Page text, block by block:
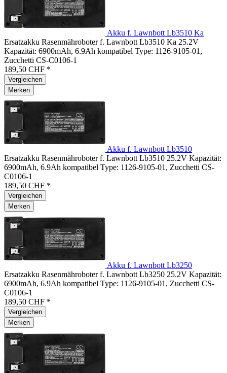
Akku f. Lawnbott Lb3510 Ka
Ersatzakku Rasenmähroboter f. Lawnbott Lb3510 Ka 25.2V
Kapazität: 6900mAh, 6.9Ah kompatibel Type: 1126-9105-01,
Zucchetti CS-C0106-1
189,50 CHF *
Vergleichen
Merken
Akku f. Lawnbott Lb3510
Ersatzakku Rasenmähroboter f. Lawnbott Lb3510 25.2V Kapazität:
6900mAh, 6.9Ah kompatibel Type: 1126-9105-01, Zucchetti CS-
C0106-1
189,50 CHF *
Vergleichen
Merken
Akku f. Lawnbott Lb3250
Ersatzakku Rasenmähroboter f. Lawnbott Lb3250 25.2V Kapazität:
6900mAh, 6.9Ah kompatibel Type: 1126-9105-01, Zucchetti CS-
C0106-1
189,50 CHF *
Vergleichen
Merken